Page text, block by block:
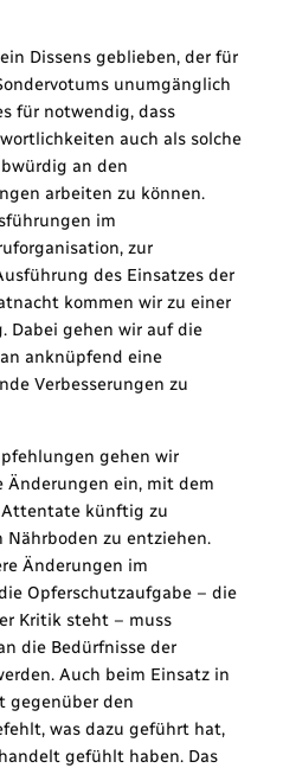
Dissens geblieben, der für
unumgänglich
für notwendig, dass
auch als solche
an den
arbeiten zu können.
im
zur
des Einsatzes der
kommen wir zu einer
Dabei gehen wir auf die
anknüpfend eine
Verbesserungen zu
gehen wir
ein, mit dem
künftig zu
zu entziehen.
Änderungen im
Opferschutzaufgabe – die
Kritik steht – muss
die Bedürfnisse der
Auch beim Einsatz in
gegenüber den
was dazu geführt hat,
gefühlt haben. Das